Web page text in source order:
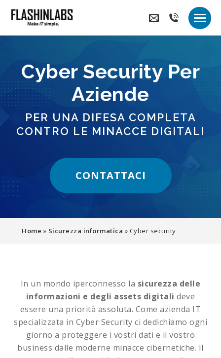
055
845
9013
Cyber Security Per
Aziende
PER UNA DIFESA COMPLETA
CONTRO LE MINACCE DIGITALI
CONTATTACI
Home » Sicurezza informatica » Cyber security
In un mondo iperconnesso la sicurezza delle
informazioni e degli assets digitali deve
essere una priorità assoluta. Come azienda IT
specializzata in Cyber Security ci dedichiamo ogni
giorno a proteggere i vostri dati e il vostro
business dalle moderne minacce cibernetiche. Il